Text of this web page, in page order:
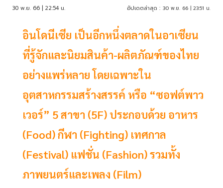
30 พ.ย. 66 | 22:54 น. อัปเดตล่าสุด : 30 พ.ย. 66 | 23:51 น.
อินโดนีเซีย เป็นอีกหนึ่งตลาดในอาเซียน
ที่รู้จักและนิยมสินค้า-ผลิตภัณฑ์ของไทย
อย่างแพร่หลาย โดยเฉพาะใน
อุตสาหกรรมสร้างสรรค์ หรือ “ซอฟต์พาว
เวอร์” 5 สาขา (5F) ประกอบด้วย อาหาร
(Food) กีฬา (Fighting) เทศกาล
(Festival) แฟชั่น (Fashion) รวมทั้ง
ภาพยนตร์และเพลง (Film)